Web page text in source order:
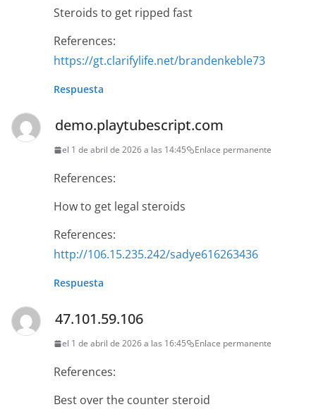
Steroids to get ripped fast
References:
https://gt.clarifylife.net/brandenkeble73
Respuesta
demo.playtubescript.com
el 1 de abril de 2026 a las 14:45 Enlace permanente
References:
How to get legal steroids
References:
http://106.15.235.242/sadye616263436
Respuesta
47.101.59.106
el 1 de abril de 2026 a las 16:45 Enlace permanente
References:
Best over the counter steroid